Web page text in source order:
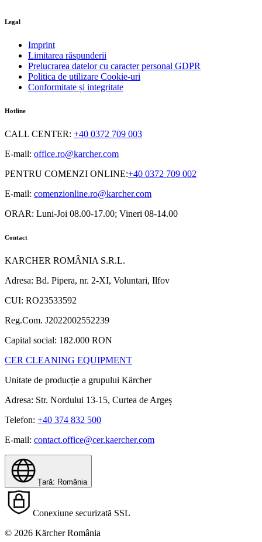
Legal
Imprint
Limitarea răspunderii
Prelucrarea datelor cu caracter personal GDPR
Politica de utilizare Cookie-uri
Conformitate și integritate
Hotline
CALL CENTER: +40 0372 709 003
E-mail: office.ro@karcher.com
PENTRU COMENZI ONLINE:+40 0372 709 002
E-mail: comenzionline.ro@karcher.com
ORAR: Luni-Joi 08.00-17.00; Vineri 08-14.00
Contact
KARCHER ROMÂNIA S.R.L.
Adresa: Bd. Pipera, nr. 2-XI, Voluntari, Ilfov
CUI: RO23533592
Reg.Com. J2022002552239
Capital social: 182.000 RON
CER CLEANING EQUIPMENT
Unitate de producție a grupului Kärcher
Adresa: Str. Nordului 13-15, Curtea de Argeș
Telefon: +40 374 832 500
E-mail: contact.office@cer.kaercher.com
Țară: România
Conexiune securizată SSL
© 2026 Kärcher România